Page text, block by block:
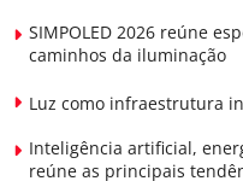
SIMPOLED 2026 reúne
caminhos da iluminação
Luz como infraestrutura
Inteligência artificial,
reúne as principais